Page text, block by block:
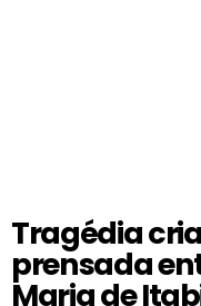
Tragédia
prensada
Maria de